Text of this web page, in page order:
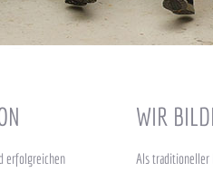
erfolgreichen
WIR
Als traditioneller